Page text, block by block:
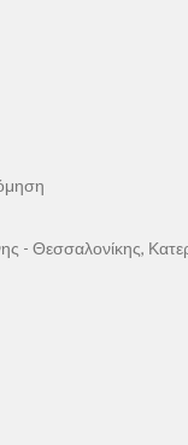
- Θεσσαλονίκης,